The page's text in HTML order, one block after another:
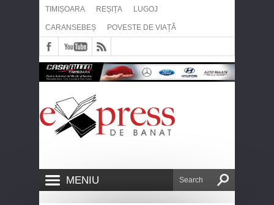
TIMIȘOARA REȘIȚA LUGOJ
CARANSEBEȘ POVESTE DE VIAȚĂ
MENIU